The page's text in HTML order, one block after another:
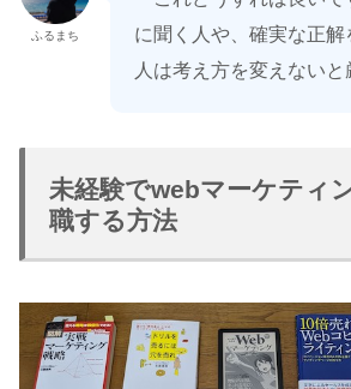
ふるまち
に聞く人や、確実な正解
人は考え方を変えないと
未経験でwebマーケティ
職する方法